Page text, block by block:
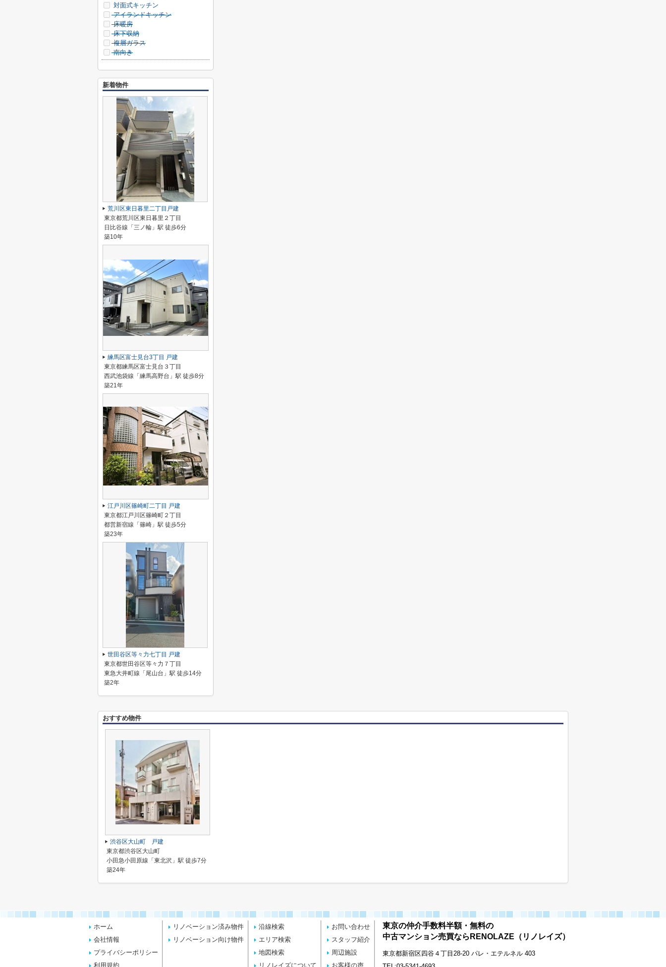
対面式キッチン
アイランドキッチン
床暖房
床下収納
複層ガラス
南向き
新着物件
荒川区東日暮里二丁目戸建
東京都荒川区東日暮里２丁目
日比谷線「三ノ輪」駅 徒歩6分
築10年
練馬区富士見台3丁目 戸建
東京都練馬区富士見台３丁目
西武池袋線「練馬高野台」駅 徒歩8分
築21年
江戸川区篠崎町二丁目 戸建
東京都江戸川区篠崎町２丁目
都営新宿線「篠崎」駅 徒歩5分
築23年
世田谷区等々力七丁目 戸建
東京都世田谷区等々力７丁目
東急大井町線「尾山台」駅 徒歩14分
築2年
おすすめ物件
渋谷区大山町 戸建
東京都渋谷区大山町
小田急小田原線「東北沢」駅 徒歩7分
築24年
ホーム
会社情報
プライバシーポリシー
利用規約
リノベーション済み物件
リノベーション向け物件
沿線検索
エリア検索
地図検索
リノレイズについて
お問い合わせ
スタッフ紹介
周辺施設
お客様の声
東京の仲介手数料半額・無料の
中古マンション売買ならRENOLAZE（リノレイズ）
東京都新宿区四谷４丁目28-20 パレ・エテルネル 403